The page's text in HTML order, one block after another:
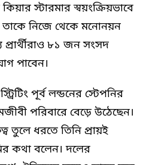
স্টারমার স্বয়ংক্রিয়ভাবে
তাকে নিজে থেকে মনোনয়ন
প্রার্থীরাও ৮১ জন সংসদ
পাবেন।
পূর্ব লন্ডনের স্টেপনির
পরিবারে বেড়ে উঠেছেন।
তুলে ধরতে তিনি প্রায়ই
কথা বলেন। দলের